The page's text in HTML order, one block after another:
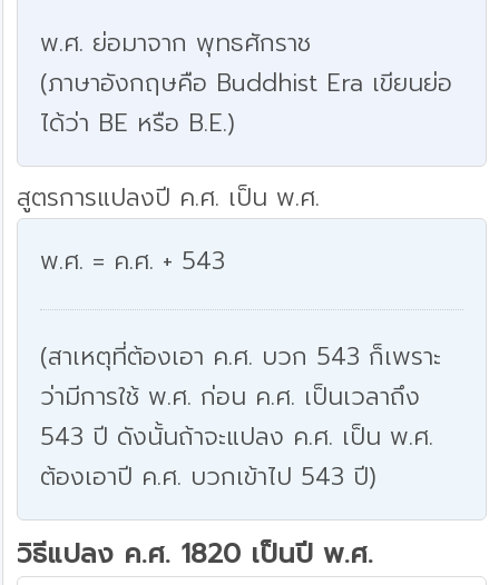
พ.ศ. ย่อมาจาก พุทธศักราช
(ภาษาอังกฤษคือ Buddhist Era เขียนย่อ
ได้ว่า BE หรือ B.E.)
สูตรการแปลงปี ค.ศ. เป็น พ.ศ.
พ.ศ. = ค.ศ. + 543
(สาเหตุที่ต้องเอา ค.ศ. บวก 543 ก็เพราะ
ว่ามีการใช้ พ.ศ. ก่อน ค.ศ. เป็นเวลาถึง
543 ปี ดังนั้นถ้าจะแปลง ค.ศ. เป็น พ.ศ.
ต้องเอาปี ค.ศ. บวกเข้าไป 543 ปี)
วิธีแปลง ค.ศ. 1820 เป็นปี พ.ศ.